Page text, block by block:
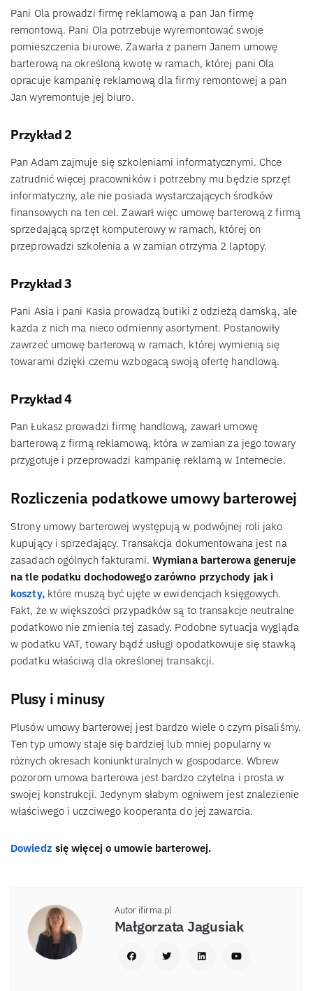
Pani Ola prowadzi firmę reklamową a pan Jan firmę
remontową. Pani Ola potrzebuje wyremontować swoje
pomieszczenia biurowe. Zawarła z panem Janem umowę
barterową na określoną kwotę w ramach, której pani Ola
opracuje kampanię reklamową dla firmy remontowej a pan
Jan wyremontuje jej biuro.
Przykład 2
Pan Adam zajmuje się szkoleniami informatycznymi. Chce
zatrudnić więcej pracowników i potrzebny mu będzie sprzęt
informatyczny, ale nie posiada wystarczających środków
finansowych na ten cel. Zawarł więc umowę barterową z firmą
sprzedającą sprzęt komputerowy w ramach, której on
przeprowadzi szkolenia a w zamian otrzyma 2 laptopy.
Przykład 3
Pani Asia i pani Kasia prowadzą butiki z odzieżą damską, ale
każda z nich ma nieco odmienny asortyment. Postanowiły
zawrzeć umowę barterową w ramach, której wymienią się
towarami dzięki czemu wzbogacą swoją ofertę handlową.
Przykład 4
Pan Łukasz prowadzi firmę handlową, zawarł umowę
barterową z firmą reklamową, która w zamian za jego towary
przygotuje i przeprowadzi kampanię reklamą w Internecie.
Rozliczenia podatkowe umowy barterowej
Strony umowy barterowej występują w podwójnej roli jako
kupujący i sprzedający. Transakcja dokumentowana jest na
zasadach ogólnych fakturami. Wymiana barterowa generuje
na tle podatku dochodowego zarówno przychody jak i
koszty,które muszą być ujęte w ewidencjach księgowych.
Fakt, że w większości przypadków są to transakcje neutralne
podatkowo nie zmienia tej zasady. Podobne sytuacja wygląda
w podatku VAT, towary bądź usługi opodatkowuje się stawką
podatku właściwą dla określonej transakcji.
Plusy i minusy
Plusów umowy barterowej jest bardzo wiele o czym pisaliśmy.
Ten typ umowy staje się bardziej lub mniej popularny w
różnych okresach koniunkturalnych w gospodarce. Wbrew
pozorom umowa barterowa jest bardzo czytelna i prosta w
swojej konstrukcji. Jedynym słabym ogniwem jest znalezienie
właściwego i uczciwego kooperanta do jej zawarcia.
Dowiedz się więcej o umowie barterowej.
Autor ifirma.pl
Małgorzata Jagusiak